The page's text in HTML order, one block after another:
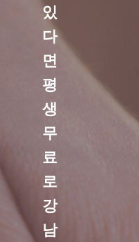
있
다
면
평
생
무
료
로
강
남